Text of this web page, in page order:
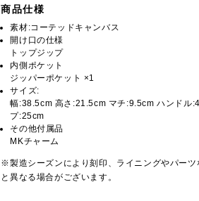
商品仕様
素材:コーテッドキャンバス
開け口の仕様
トップジップ
内側ポケット
ジッパーポケット ×1
サイズ:
幅:38.5cm 高さ:21.5cm マチ:9.5cm ハンドル
プ:25cm
その他付属品
MKチャーム
※製造シーズンにより刻印、ライニングやパーツ
と異なる場合がございます。